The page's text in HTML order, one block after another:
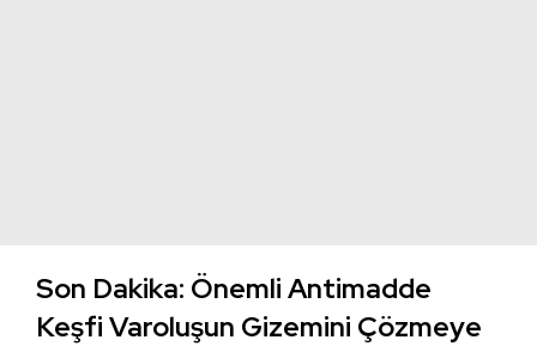
Son Dakika: Önemli Antimadde
Keşfi Varoluşun Gizemini Çözmeye